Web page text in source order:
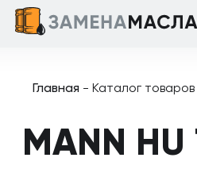
Главная - Каталог товаров
MANN